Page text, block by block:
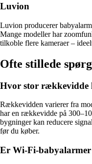
Luvion
Luvion producerer
Mange modeller har
tilkoble flere kameraer –
Ofte stillede
Hvor stor rækkevidde
Rækkevidden varierer fra
har en rækkevidde på
bygninger kan reducere
før du køber.
Er Wi-Fi-babyalarmer